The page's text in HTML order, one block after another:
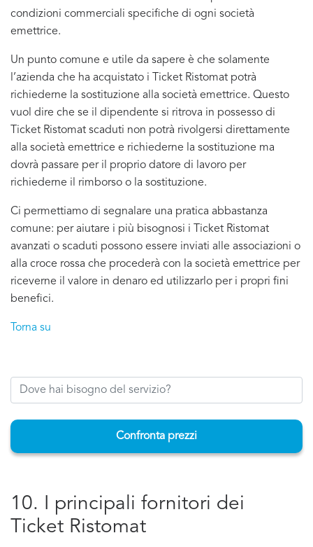
condizioni commerciali specifiche di ogni società
emettrice.
Un punto comune e utile da sapere è che solamente
l’azienda che ha acquistato i Ticket Ristomat potrà
richiederne la sostituzione alla società emettrice. Questo
vuol dire che se il dipendente si ritrova in possesso di
Ticket Ristomat scaduti non potrà rivolgersi direttamente
alla società emettrice e richiederne la sostituzione ma
dovrà passare per il proprio datore di lavoro per
richiederne il rimborso o la sostituzione.
Ci permettiamo di segnalare una pratica abbastanza
comune: per aiutare i più bisognosi i Ticket Ristomat
avanzati o scaduti possono essere inviati alle associazioni o
alla croce rossa che procederà con la società emettrice per
riceverne il valore in denaro ed utilizzarlo per i propri fini
benefici.
Torna su
Confronta prezzi
10. I principali fornitori dei
Ticket Ristomat